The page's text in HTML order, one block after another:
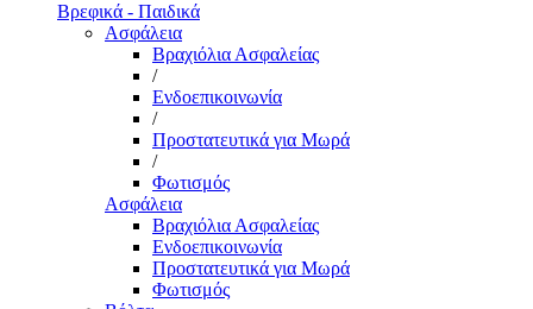
Βρεφικά - Παιδικά
Ασφάλεια
Βραχιόλια Ασφαλείας
/
Ενδοεπικοινωνία
/
Προστατευτικά για Μωρά
/
Φωτισμός
Ασφάλεια
Βραχιόλια Ασφαλείας
Ενδοεπικοινωνία
Προστατευτικά για Μωρά
Φωτισμός